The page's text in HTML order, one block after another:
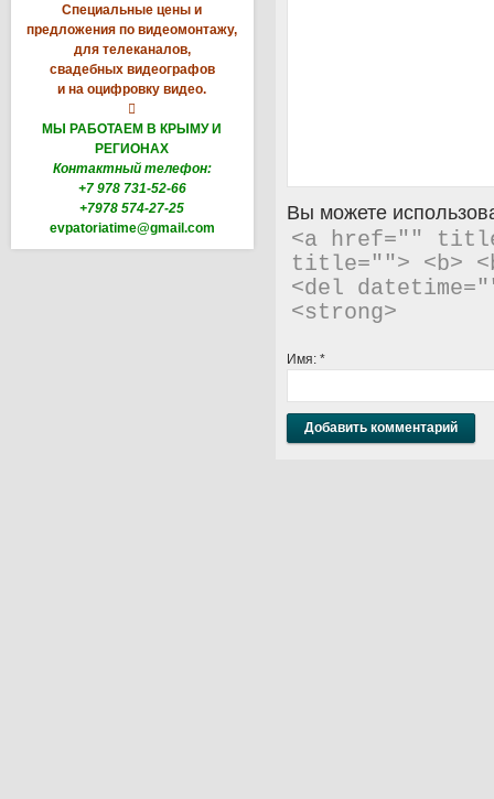
Специальные цены и
предложения по видеомонтажу,
для телеканалов,
свадебных видеографов
и на оцифровку видео.

МЫ РАБОТАЕМ В КРЫМУ И
РЕГИОНАХ
Контактный телефон:
+7 978 731-52-66
+7978 574-27-25
evpatoriatime@gmail.com
Вы можете
<a href=""
title=""> <b>
<del
<strong>
Имя: *